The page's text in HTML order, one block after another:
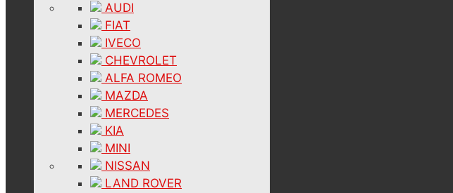
AUDI
FIAT
IVECO
CHEVROLET
ALFA ROMEO
MAZDA
MERCEDES
KIA
MINI
NISSAN
LAND ROVER